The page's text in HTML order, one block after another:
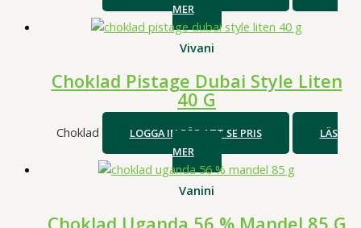
MER
Vivani
Choklad Pistage Dubai Style Liten
40 G
Choklad LOGGA IN FÖR ATT SE PRIS
LÄS
MER
Vanini